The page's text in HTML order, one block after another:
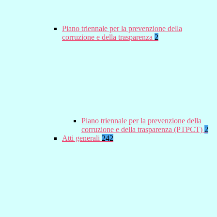
Piano triennale per la prevenzione della
corruzione e della trasparenza 2
Piano triennale per la prevenzione della
corruzione e della trasparenza (PTPCT) 2
Atti generali 242